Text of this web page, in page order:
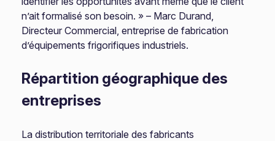
n’ait formalisé son besoin. » – Marc Durand,
Directeur Commercial, entreprise de fabrication
d’équipements frigorifiques industriels.
Répartition géographique des
entreprises
La distribution territoriale des fabricants